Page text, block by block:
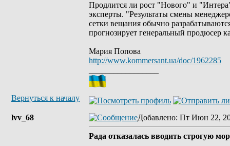
Продлится ли рост "Нового" и
эксперты. "Результаты смены
сетки вещания обычно
прогнозирует генеральный продюсер
Мария Попова
http://www.kommersant.ua/doc/1962285
Вернуться к началу
lvv_68 Добавлено: Пт Июн 22,
Рада отказалась вводить строгую